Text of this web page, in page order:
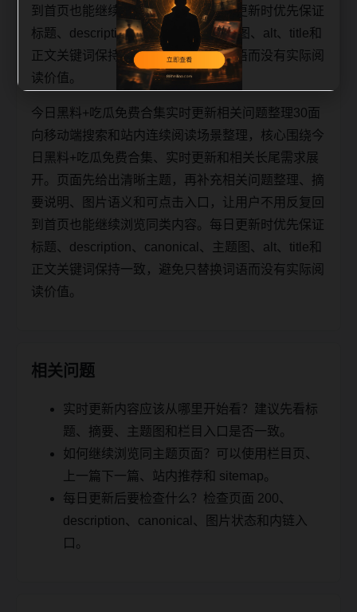
到首页也能继续浏览同类内容。每日更新时优先保证
标题、description、canonical、主题图、alt、title和
正文关键词保持一致，避免只替换词语而没有实际阅
读价值。
今日黑料+吃瓜免费合集实时更新相关问题整理30面
向移动端搜索和站内连续阅读场景整理，核心围绕今
日黑料+吃瓜免费合集、实时更新和相关长尾需求展
开。页面先给出清晰主题，再补充相关问题整理、摘
要说明、图片语义和可点击入口，让用户不用反复回
到首页也能继续浏览同类内容。每日更新时优先保证
标题、description、canonical、主题图、alt、title和
正文关键词保持一致，避免只替换词语而没有实际阅
读价值。
相关问题
实时更新内容应该从哪里开始看？建议先看标
题、摘要、主题图和栏目入口是否一致。
如何继续浏览同主题页面？可以使用栏目页、
上一篇下一篇、站内推荐和 sitemap。
每日更新后要检查什么？检查页面 200、
description、canonical、图片状态和内链入
口。